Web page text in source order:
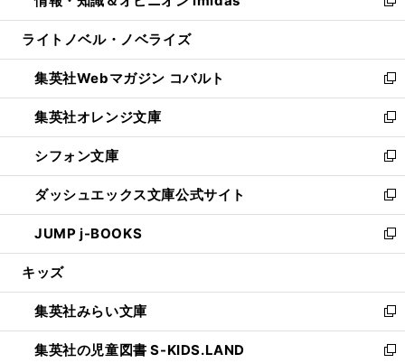
開
ウ
開
く
ン
ウ
で
開
く
い
ウ
ン
ド
ウ
で
開
く
新
し
ウ
ィ
ン
ド
ウ
で
開
く
ライトノベル・ノベライズ
集英社Webマガジン コバルト
新
し
い
ウ
ィ
ン
ド
ウ
で
開
集英社オレンジ文庫
新
し
い
ウ
ィ
ン
ド
ウ
開
く
シフォン文庫
新
し
い
ウ
ィ
ン
ウ
で
開
く
ダッシュエックス文庫公式サイト
新
し
い
ウ
ン
ド
ウ
で
JUMP j-BOOKS
新
し
ウ
ィ
ン
ド
キッズ
集英社みらい文庫
新
し
い
集英社の児童図書 S-KIDS.LAND
新